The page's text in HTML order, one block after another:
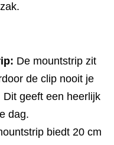
De mountstrip zit
de clip nooit je
Dit geeft een heerlijk
dag.
biedt 20 cm